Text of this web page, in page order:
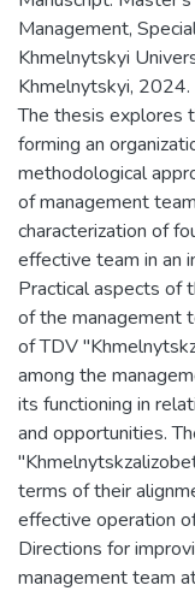
Management,
Khmelnytskyi
Khmelnytskyi,
The thesis explores
forming an
methodological
of management
characterization of
effective team in an
Practical aspects of
of the management
of TDV
among the
its functioning in
and opportunities.
terms of their
effective operation
Directions for
management team